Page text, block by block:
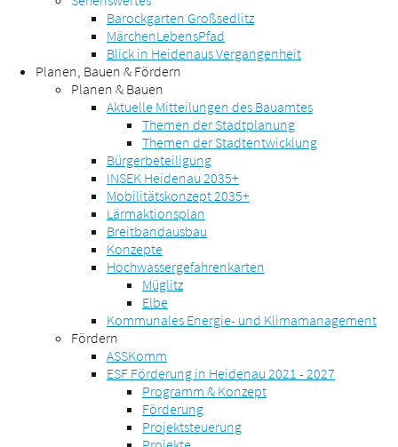
Barockgarten Großsedlitz
MärchenLebensPfad
Blick in Heidenaus Vergangenheit
Planen, Bauen & Fördern
Planen & Bauen
Aktuelle Mitteilungen des Bauamtes
Themen der Stadtplanung
Themen der Stadtentwicklung
Bürgerbeteiligung
INSEK Heidenau 2035+
Mobilitätskonzept 2035+
Lärmaktionsplan
Breitbandausbau
Konzepte
Hochwassergefahrenkarten
Müglitz
Elbe
Kommunales Energie- und Klimamanagement
Fördern
ASSKomm
ESF Förderung in Heidenau 2021 - 2027
Programm & Konzept
Förderung
Projektsteuerung